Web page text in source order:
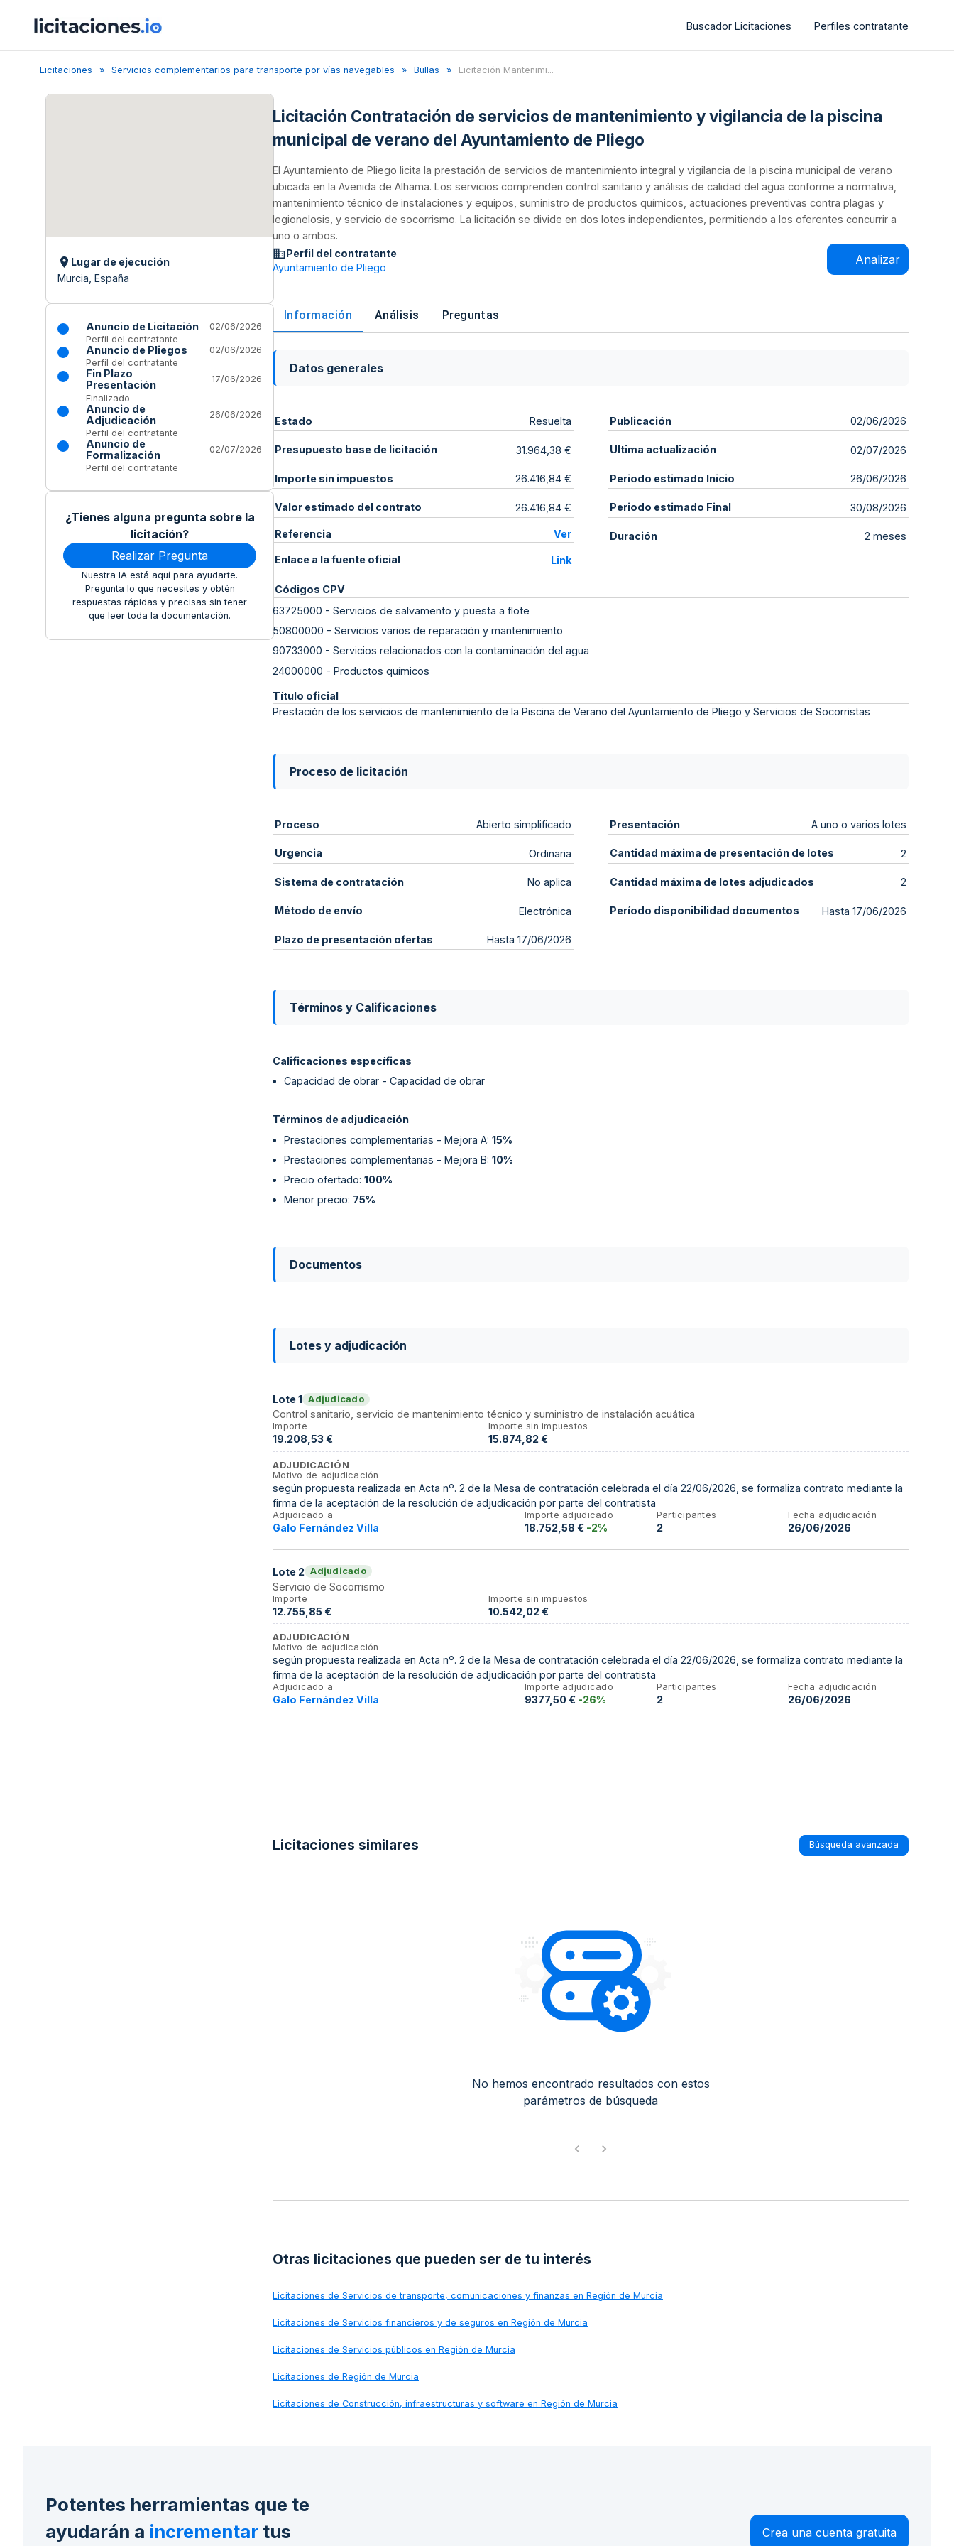
Buscador Licitaciones Perfiles contratante
Licitaciones Servicios complementarios para transporte por vías navegables Bullas Licitación Mantenimi...
Lugar de ejecución
Murcia, España
Anuncio de Licitación
02/06/2026
Perfil del contratante
Anuncio de Pliegos
02/06/2026
Perfil del contratante
Fin Plazo
Presentación
17/06/2026
Finalizado
Anuncio de
Adjudicación
26/06/2026
Perfil del contratante
Anuncio de
Formalización
02/07/2026
Perfil del contratante
¿Tienes alguna pregunta sobre la
licitación?
Realizar Pregunta
Nuestra IA está aquí para ayudarte.
Pregunta lo que necesites y obtén
respuestas rápidas y precisas sin tener
que leer toda la documentación.
Licitación Contratación de servicios de mantenimiento y vigilancia de la piscina
municipal de verano del Ayuntamiento de Pliego
El Ayuntamiento de Pliego licita la prestación de servicios de mantenimiento integral y vigilancia de la piscina municipal de verano
ubicada en la Avenida de Alhama. Los servicios comprenden control sanitario y análisis de calidad del agua conforme a normativa,
mantenimiento técnico de instalaciones y equipos, suministro de productos químicos, actuaciones preventivas contra plagas y
legionelosis, y servicio de socorrismo. La licitación se divide en dos lotes independientes, permitiendo a los oferentes concurrir a
uno o ambos.
Perfil del contratante
Ayuntamiento de Pliego
Analizar
Información Análisis Preguntas
Datos generales
Estado Resuelta
Presupuesto base de licitación 31.964,38 €
Importe sin impuestos 26.416,84 €
Valor estimado del contrato 26.416,84 €
Referencia Ver
Enlace a la fuente oficial Link
Publicación 02/06/2026
Ultima actualización 02/07/2026
Periodo estimado Inicio 26/06/2026
Periodo estimado Final 30/08/2026
Duración 2 meses
Códigos CPV
63725000 - Servicios de salvamento y puesta a flote
50800000 - Servicios varios de reparación y mantenimiento
90733000 - Servicios relacionados con la contaminación del agua
24000000 - Productos químicos
Título oficial
Prestación de los servicios de mantenimiento de la Piscina de Verano del Ayuntamiento de Pliego y Servicios de Socorristas
Proceso de licitación
Proceso Abierto simplificado
Urgencia Ordinaria
Sistema de contratación No aplica
Método de envío Electrónica
Plazo de presentación ofertas Hasta 17/06/2026
Presentación A uno o varios lotes
Cantidad máxima de presentación de lotes 2
Cantidad máxima de lotes adjudicados 2
Período disponibilidad documentos Hasta 17/06/2026
Términos y Calificaciones
Calificaciones específicas
Capacidad de obrar - Capacidad de obrar
Términos de adjudicación
Prestaciones complementarias - Mejora A: 15%
Prestaciones complementarias - Mejora B: 10%
Precio ofertado: 100%
Menor precio: 75%
Documentos
Lotes y adjudicación
Lote1 Adjudicado
Control sanitario, servicio de mantenimiento técnico y suministro de instalación acuática
Importe
19.208,53 €
Importe sin impuestos
15.874,82 €
ADJUDICACIÓN
Motivo de adjudicación
según propuesta realizada en Acta nº. 2 de la Mesa de contratación celebrada el día 22/06/2026, se formaliza contrato mediante la
firma de la aceptación de la resolución de adjudicación por parte del contratista
Adjudicado a
Galo Fernández Villa
Importe adjudicado
18.752,58 € -2%
Participantes
2
Fecha adjudicación
26/06/2026
Lote 2 Adjudicado
Servicio de Socorrismo
Importe
12.755,85 €
Importe sin impuestos
10.542,02 €
ADJUDICACIÓN
Motivo de adjudicación
según propuesta realizada en Acta nº. 2 de la Mesa de contratación celebrada el día 22/06/2026, se formaliza contrato mediante la
firma de la aceptación de la resolución de adjudicación por parte del contratista
Adjudicado a
Galo Fernández Villa
Importe adjudicado
9377,50 € -26%
Participantes
2
Fecha adjudicación
26/06/2026
Licitaciones similares Búsqueda avanzada
No hemos encontrado resultados con estos
parámetros de búsqueda
Otras licitaciones que pueden ser de tu interés
Licitaciones de Servicios de transporte, comunicaciones y finanzas en Región de Murcia
Licitaciones de Servicios financieros y de seguros en Región de Murcia
Licitaciones de Servicios públicos en Región de Murcia
Licitaciones de Región de Murcia
Licitaciones de Construcción, infraestructuras y software en Región de Murcia
Potentes herramientas que te
ayudarán a incrementar tus Crea una cuenta gratuita